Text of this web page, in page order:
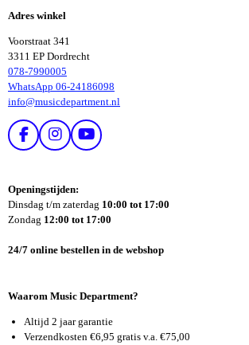
N
N
Adres winkel
Voorstraat 341
3311 EP Dordrecht
078-7990005
WhatsApp 06-24186098
info@musicdepartment.nl
F
B
O
I
T
A
R
M
Y
U
E
Openingstijden:
Dinsdag t/m zaterdag 10:00 tot 17:00
Zondag 12:00 tot 17:00
24/7 online bestellen in de webshop
Waarom Music Department?
Altijd 2 jaar garantie
Verzendkosten €6,95 gratis v.a. €75,00